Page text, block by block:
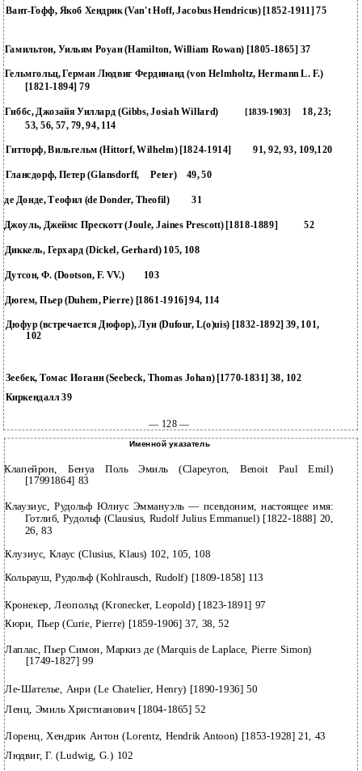
Вант-Гофф, Якоб Хендрик (Van't Hoff, Jacobus Hendricus) [1852-1911] 75
Гамильтон, Уильям Роуан (Hamilton, William Rowan) [1805-1865] 37
Гельмгольц, Герман Людвиг Фердинанд (von Helmholtz, Hermann L. F.)
[1821-1894] 79
Гиббс, Джозайя Уиллард (Gibbs, Josiah Willard) [1839-1903]
18, 23;
53, 56, 57, 79, 94, 114
Гитторф, Вильгельм (Hittorf, Wilhelm) [1824-1914] 91, 92, 93, 109,120
Глансдорф, Петер (Glansdorff, Peter) 49, 50
де Донде, Теофил (de Donder, Theofil) 31
Джоуль, Джеймс Прескотт (Joule, Jaines Prescott) [1818-1889] 52
Диккель, Герхард (Dickel, Gerhard) 105, 108
Дутсон, Ф. (Dootson, F. VV.) 103
Дюгем, Пьер (Duhem, Pierre) [1861-1916] 94, 114
Дюфур (встречается Дюфор), Луи (Dufour, L(o)uis) [1832-1892] 39, 101,
102
Зеебек, Томас Иоганн (Seebeck, Thomas Johan) [1770-1831] 38, 102
Киркендалл 39
— 128 —
Именной указатель
Клапейрон, Бенуа Поль Эмиль (Clapeyron, Benoit Paul Emil)
[17991864] 83
Клаузиус, Рудольф Юлиус Эммануэль — псевдоним, настоящее имя:
Готлиб, Рудольф (Clausius, Rudolf Julius Emmanuel) [1822-1888] 20,
26, 83
Клузиус, Клаус (Clusius, Klaus) 102, 105, 108
Кольрауш, Рудольф (Kohlrausch, Rudolf) [1809-1858] 113
Кронекер, Леопольд (Kronecker, Leopold) [1823-1891] 97
Кюри, Пьер (Curie, Pierre) [1859-1906] 37, 38, 52
Лаплас, Пьер Симон, Маркиз де (Marquis de Laplace, Pierre Simon)
[1749-1827] 99
Ле-Шателье, Анри (Le Chatelier, Henry) [1890-1936] 50
Ленц, Эмиль Христианович [1804-1865] 52
Лоренц, Хендрик Антон (Lorentz, Hendrik Antoon) [1853-1928] 21, 43
Людвиг, Г. (Ludwig, G.) 102